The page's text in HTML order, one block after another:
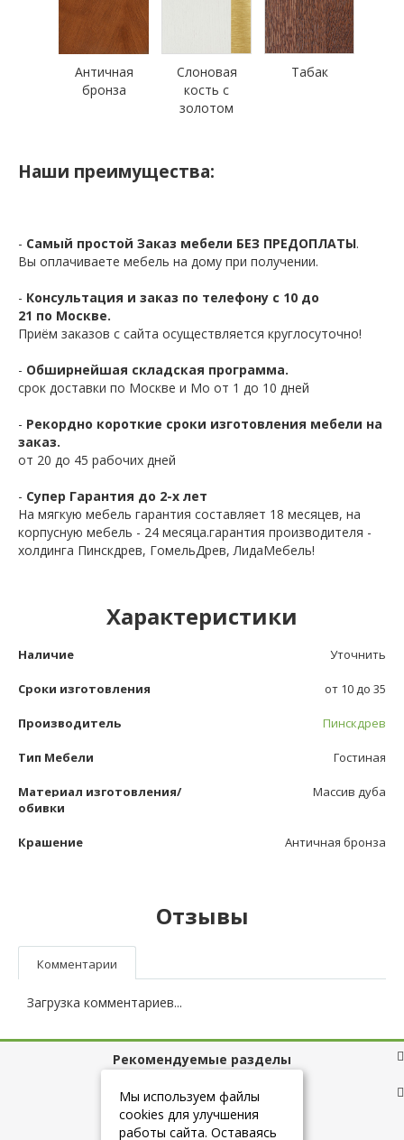
Античная
бронза
Слоновая
кость с
золотом
Табак
Наши преимущества:
- Самый простой Заказ мебели БЕЗ ПРЕДОПЛАТЫ.
Вы оплачиваете мебель на дому при получении.
- Консультация и заказ по телефону с 10 до
21 по Москве.
Приём заказов с сайта осуществляется круглосуточно!
- Обширнейшая складская программа.
срок доставки по Москве и Мо от 1 до 10 дней
- Рекордно короткие сроки изготовления мебели на
заказ.
от 20 до 45 рабочих дней
- Супер Гарантия до 2-х лет
На мягкую мебель гарантия составляет 18 месяцев, на
корпусную мебель - 24 месяца.гарантия производителя -
холдинга Пинскдрев, ГомельДрев, ЛидаМебель!
Характеристики
Наличие Уточнить
Сроки изготовления от 10 до 35
Производитель Пинскдрев
Тип Мебели Гостиная
Материал изготовления/
обивки
Массив дуба
Крашение Античная бронза
Отзывы
Комментарии
Загрузка комментариев...
Рекомендуемые разделы
Полезные ссылки
Мы используем файлы
cookies для улучшения
работы сайта. Оставаясь